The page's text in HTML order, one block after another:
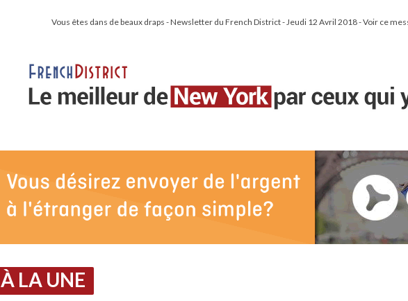
Vous êtes dans de beaux draps - Newsletter du French District - Jeudi 12 Avril 2018 - Voir ce
À LA UNE